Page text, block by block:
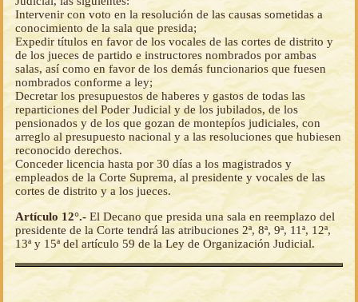
Intervenir con voto en la resolución de las causas sometidas a
conocimiento de la sala que presida;
Expedir títulos en favor de los vocales de las cortes de distrito y
de los jueces de partido e instructores nombrados por ambas
salas, así como en favor de los demás funcionarios que fuesen
nombrados conforme a ley;
Decretar los presupuestos de haberes y gastos de todas las
reparticiones del Poder Judicial y de los jubilados, de los
pensionados y de los que gozan de montepíos judiciales, con
arreglo al presupuesto nacional y a las resoluciones que hubiesen
reconocido derechos.
Conceder licencia hasta por 30 días a los magistrados y
empleados de la Corte Suprema, al presidente y vocales de las
cortes de distrito y a los jueces.
Artículo 12°.- El Decano que presida una sala en reemplazo del
presidente de la Corte tendrá las atribuciones 2ª, 8ª, 9ª, 11ª, 12ª,
13ª y 15ª del artículo 59 de la Ley de Organización Judicial.